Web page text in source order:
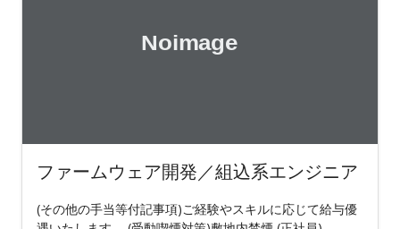
ファームウェア開発／組込系エンジニア
(その他の手当等付記事項)ご経験やスキルに応じて給与優